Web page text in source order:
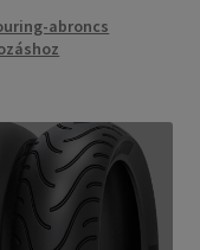
abroncs